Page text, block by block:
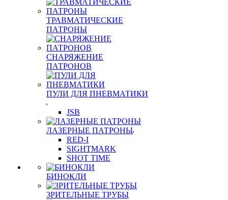
ТРАВМАТИЧЕСКИЕ
ПАТРОНЫ
СНАРЯЖЕНИЕ
ПАТРОНОВ
ПУЛИ ДЛЯ ПНЕВМАТИКИ
JSB
ЛАЗЕРНЫЕ ПАТРОНЫ
RED-I
SIGHTMARK
SHOT TIME
БИНОКЛИ
ЗРИТЕЛЬНЫЕ ТРУБЫ